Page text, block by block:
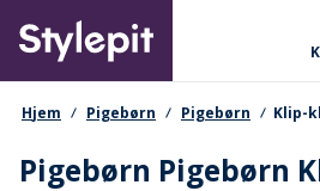
main
content
Primary departments
navigationssti
Hjem Pigebørn Pigebørn Klip-
Pigebørn Pigebørn